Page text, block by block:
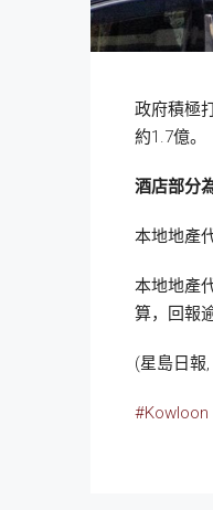
政府積極
約1.7億。
酒店部分
本地地產
本地地產
算，回報
(星島日報,
#Kowloon